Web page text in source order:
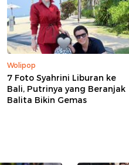
Wolipop
7 Foto Syahrini Liburan ke
Bali, Putrinya yang Beranjak
Balita Bikin Gemas